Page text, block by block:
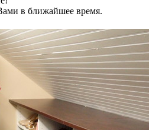
в ближайшее время.